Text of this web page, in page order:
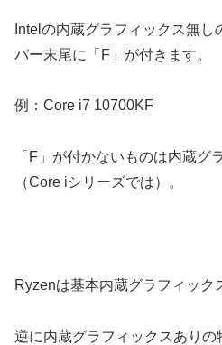
Intelの内蔵グラフィックス無
バー末尾に「F」が付きます。
例：Core i7 10700KF
「F」が付かないものは内蔵グ
（Core iシリーズでは）。
Ryzenは基本内蔵グラフィック
逆に内蔵グラフィックスあり